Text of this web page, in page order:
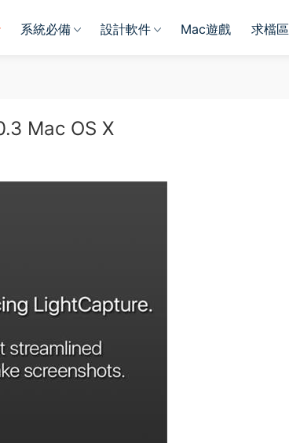
系統必備 設計軟件 Mac遊戲 求檔區
Mac OS X